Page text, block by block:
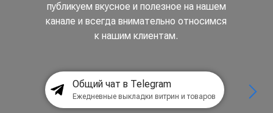
публикуем вкусное и полезное на нашем
канале и всегда внимательно относимся
к нашим клиентам.
Общий чат в Telegram
Ежедневные выкладки витрин и товаров